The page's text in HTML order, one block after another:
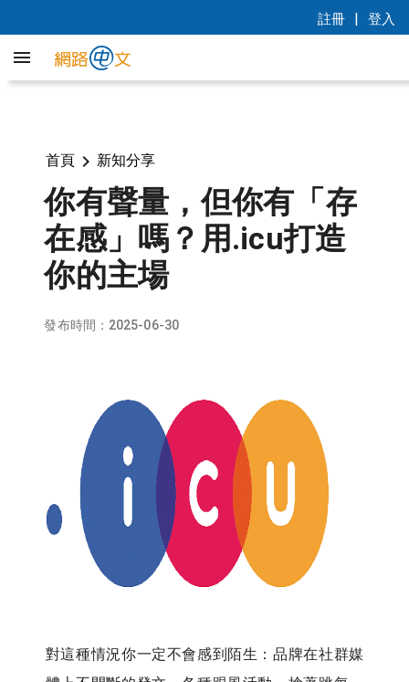
註冊 | 登入
首頁 新知分享
你有聲量，但你有「存
在感」嗎？用.icu打造
你的主場
發布時間：2025-06-30
對這種情況你一定不會感到陌生：品牌在社群媒